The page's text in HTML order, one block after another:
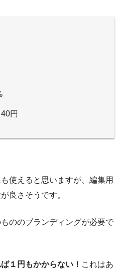
円
使えると思いますが、編集用
良さそうです。
ののブランディングが必要で
１円もかからない！ これはあ